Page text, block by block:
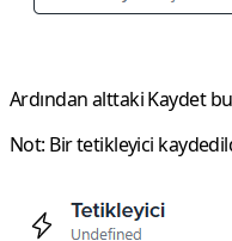
Ardından alttaki Kaydet
Not: Bir tetikleyici